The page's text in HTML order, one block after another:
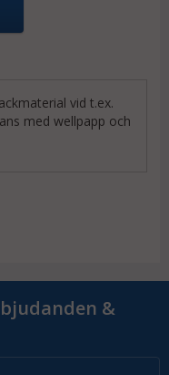
vid t.ex.
med wellpapp och
&